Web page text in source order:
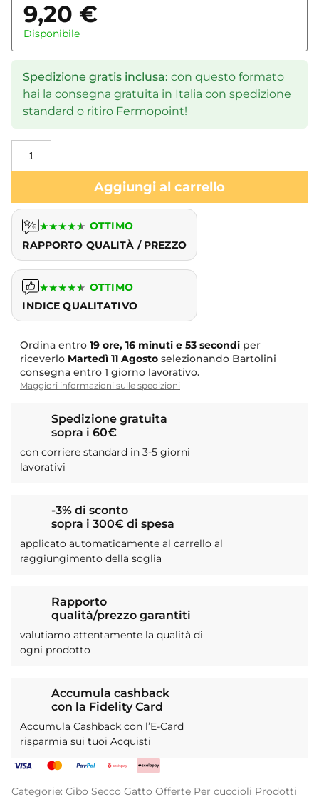
9,20 €
Disponibile
Spedizione gratis inclusa: con questo formato
hai la consegna gratuita in Italia con spedizione
standard o ritiro Fermopoint!
Aggiungi al carrello
★★★★★ OTTIMO
RAPPORTO QUALITÀ / PREZZO
★★★★★ OTTIMO
INDICE QUALITATIVO
Ordina entro 19 ore, 16 minuti e 52 secondi per
riceverlo Martedì 11 Agosto selezionando Bartolini
consegna entro 1 giorno lavorativo.
Maggiori informazioni sulle spedizioni
Spedizione gratuita
sopra i 60€
con corriere standard in 3-5 giorni
lavorativi
-3% di sconto
sopra i 300€ di spesa
applicato automaticamente al carrello al
raggiungimento della soglia
Rapporto
qualità/prezzo garantiti
valutiamo attentamente la qualità di
ogni prodotto
Accumula cashback
con la Fidelity Card
Accumula Cashback con l’E-Card
risparmia sui tuoi Acquisti
Categorie: Cibo Secco Gatto Offerte Per cuccioli Prodotti